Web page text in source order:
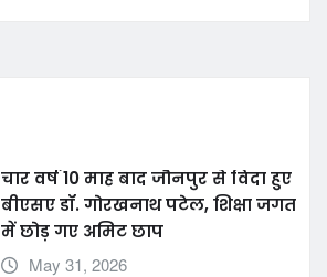
चार वर्ष 10 माह बाद जौनपुर से विदा हुए
बीएसए डॉ. गोरखनाथ पटेल, शिक्षा जगत
में छोड़ गए अमिट छाप
May 31, 2026